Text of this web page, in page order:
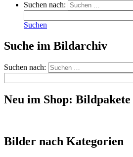
Suchen nach:
Suchen
Suche im Bildarchiv
Suchen nach:
Neu im Shop: Bildpakete
Bilder nach Kategorien